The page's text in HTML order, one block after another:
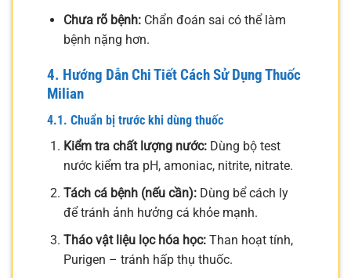
Chưa rõ bệnh:Chẩn đoán sai có thể làm
bệnh nặng hơn.
4. Hướng Dẫn Chi Tiết Cách Sử Dụng Thuốc
Milian
4.1. Chuẩn bị trước khi dùng thuốc
Kiểm tra chất lượng nước:Dùng bộ test
nước kiểm tra pH, amoniac, nitrite, nitrate.
Tách cá bệnh (nếu cần):Dùng bể cách ly
để tránh ảnh hưởng cá khỏe mạnh.
Tháo vật liệu lọc hóa học:Than hoạt tính,
Purigen – tránh hấp thụ thuốc.